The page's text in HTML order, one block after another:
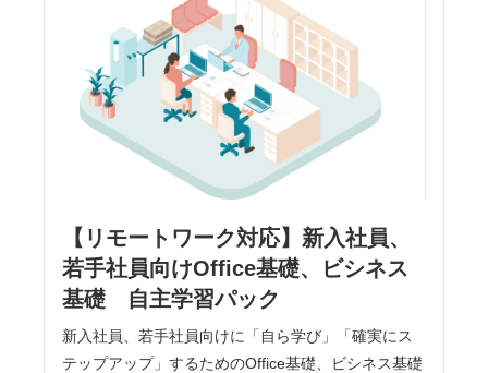
【リモートワーク対応】新入社員、
若手社員向けOffice基礎、ビシネス
基礎 自主学習パック
新入社員、若手社員向けに「自ら学び」「確実にス
テップアップ」するためのOffice基礎、ビシネス基礎